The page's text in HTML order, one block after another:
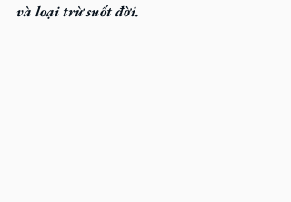
và loại trừ suốt đời.